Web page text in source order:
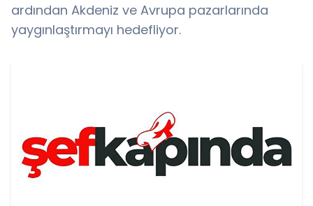
ardından Akdeniz ve Avrupa pazarlarında
yaygınlaştırmayı hedefliyor.